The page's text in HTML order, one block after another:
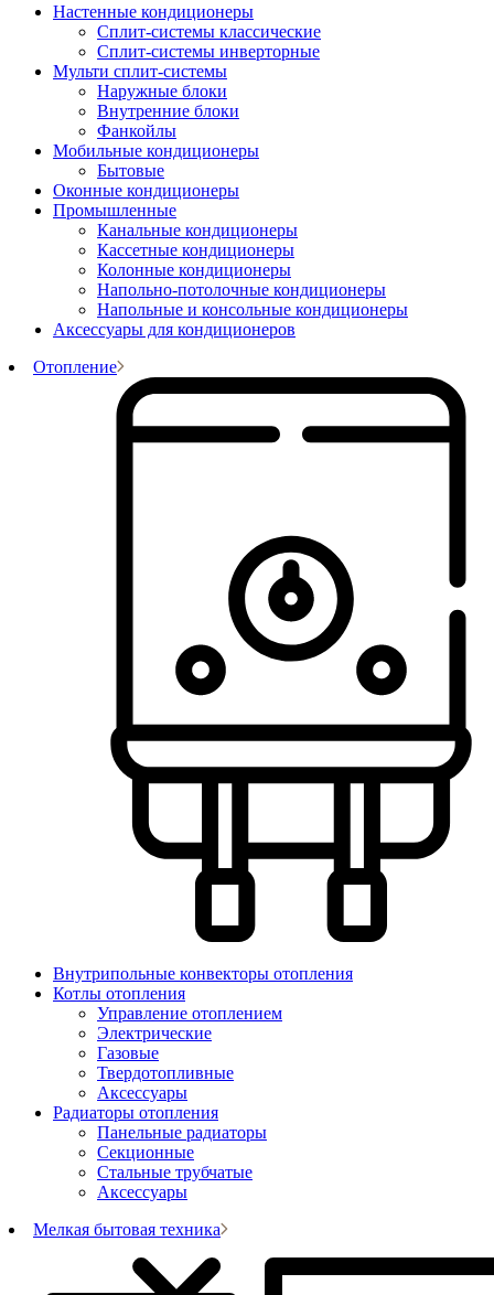
Настенные кондиционеры
Сплит-системы классические
Сплит-системы инверторные
Мульти сплит-системы
Наружные блоки
Внутренние блоки
Фанкойлы
Мобильные кондиционеры
Бытовые
Оконные кондиционеры
Промышленные
Канальные кондиционеры
Кассетные кондиционеры
Колонные кондиционеры
Напольно-потолочные кондиционеры
Напольные и консольные кондиционеры
Аксессуары для кондиционеров
Отопление
Внутрипольные конвекторы отопления
Котлы отопления
Управление отоплением
Электрические
Газовые
Твердотопливные
Аксессуары
Радиаторы отопления
Панельные радиаторы
Секционные
Стальные трубчатые
Аксессуары
Мелкая бытовая техника